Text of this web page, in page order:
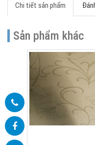
Chi tiết sản phẩm
Sản phẩm khác